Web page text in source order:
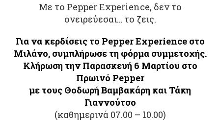
Με το Pepper Experience, δεν το
ονειρεύεσαι… το ζεις.
Για να κερδίσεις το Pepper Experience στο
Μιλάνο, συμπλήρωσε τη φόρμα συμμετοχής.
Κλήρωση την Παρασκευή 6 Μαρτίου στο
Πρωινό Pepper
με τους Θοδωρή Βαμβακάρη και Τάκη
Γιαννούτσο
(καθημερινά 07.00 – 10.00)